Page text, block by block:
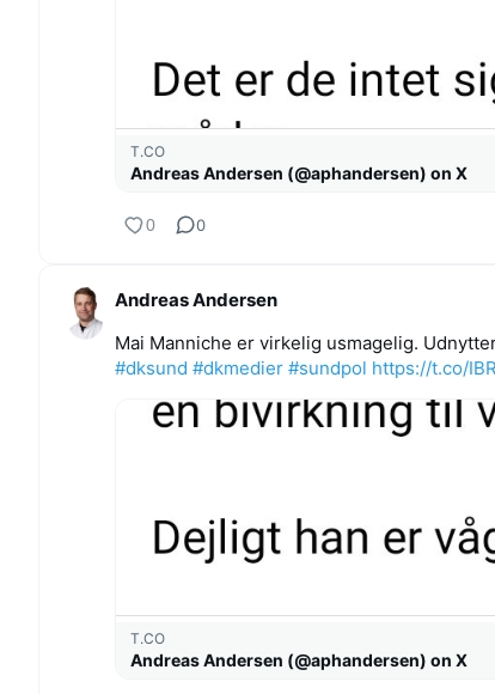
T.CO
Andreas Andersen (@aphandersen) on X
0 0
Andreas Andersen
Mai Manniche er virkelig usmagelig.
#dksund #dkmedier #sundpol https://t.co/
T.CO
Andreas Andersen (@aphandersen) on X